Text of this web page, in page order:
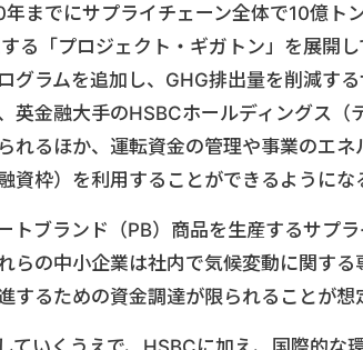
までにサプライチェーン全体で10億ト
する「プロジェクト・ギガトン」を展開
グラムを追加し、GHG排出量を削減す
英金融大手のHSBCホールディングス（
れるほか、運転資金の管理や事業のエ
資枠）を利用することができるようにな
トブランド（PB）商品を生産するサプ
らの中小企業は社内で気候変動に関す
するための資金調達が限られることが想